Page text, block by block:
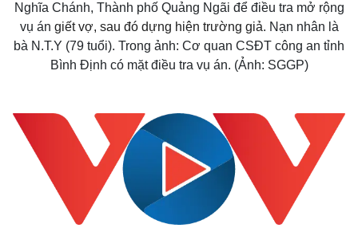
Nghĩa Chánh, Thành phố Quảng Ngãi để điều tra mở rộng
vụ án giết vợ, sau đó dựng hiện trường giả. Nạn nhân là
bà N.T.Y (79 tuổi). Trong ảnh: Cơ quan CSĐT công an tỉnh
Bình Định có mặt điều tra vụ án. (Ảnh: SGGP)